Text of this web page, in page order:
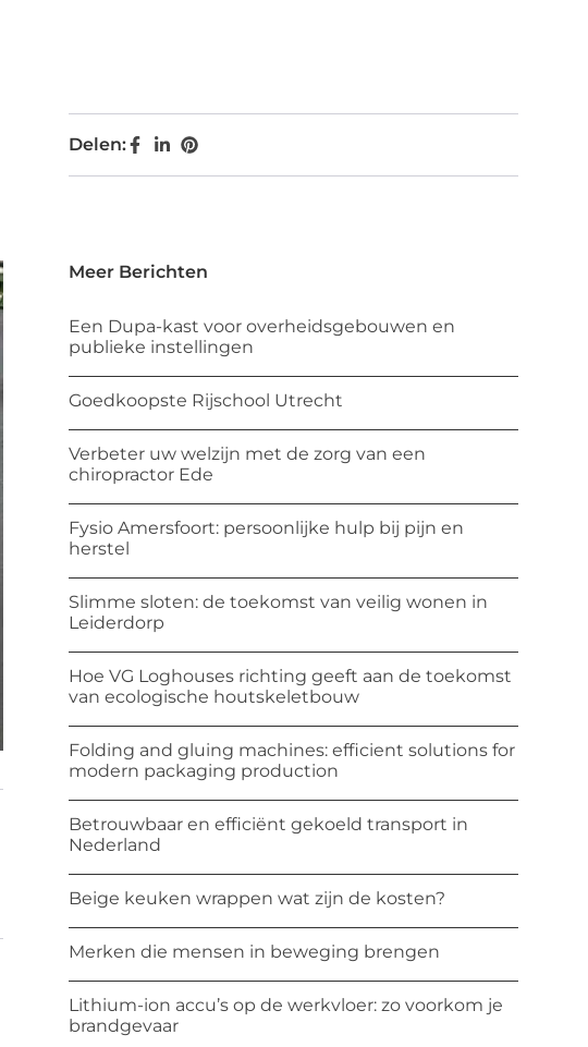
Delen:
Meer Berichten
Een Dupa-kast voor overheidsgebouwen en
publieke instellingen
Goedkoopste Rijschool Utrecht
Verbeter uw welzijn met de zorg van een
chiropractor Ede
Fysio Amersfoort: persoonlijke hulp bij pijn en
herstel
Slimme sloten: de toekomst van veilig wonen in
Leiderdorp
Hoe VG Loghouses richting geeft aan de toekomst
van ecologische houtskeletbouw
Folding and gluing machines: efficient solutions for
modern packaging production
Betrouwbaar en efficiënt gekoeld transport in
Nederland
Beige keuken wrappen wat zijn de kosten?
Merken die mensen in beweging brengen
Lithium-ion accu’s op de werkvloer: zo voorkom je
brandgevaar